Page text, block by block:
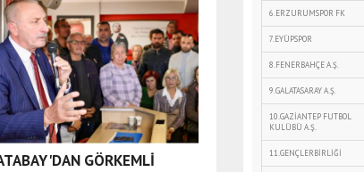
GÖRKEMLİ
6.ERZURUMSPOR FK
7.EYÜPSPOR
8.FENERBAHÇE A.Ş.
9.GALATASARAY A.Ş.
10.GAZİANTEP FUTBOL
KULÜBÜ A.Ş.
11.GENÇLERBİRLİĞİ